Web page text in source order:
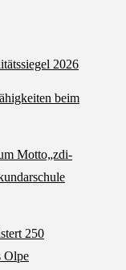
2026
beim
Motto„zdi-
250
Olpe